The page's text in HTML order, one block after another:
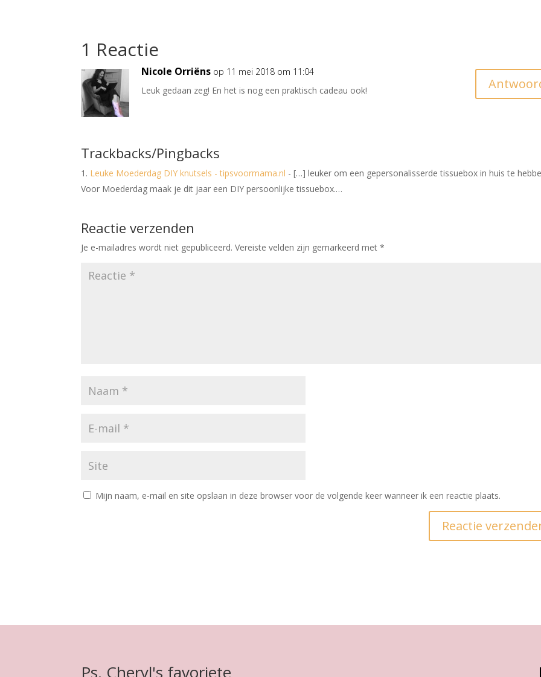
1 Reactie
Nicole Orriëns op 11 mei 2018 om 11:04
Leuk gedaan zeg! En het is nog een praktisch cadeau ook!
Trackbacks/Pingbacks
Leuke Moederdag DIY knutsels - tipsvoormama.nl - […] leuker om een gepersonalisserde tissuebox in huis te
Voor Moederdag maak je dit jaar een DIY persoonlijke tissuebox.…
Reactie verzenden
Je e-mailadres wordt niet gepubliceerd. Vereiste velden zijn gemarkeerd met*
Mijn naam, e-mail en site opslaan in deze browser voor de volgende keer wanneer ik een reactie plaats.
Ps. Cheryl's favoriete